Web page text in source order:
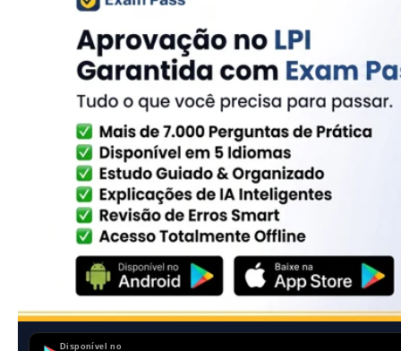
Disponível no